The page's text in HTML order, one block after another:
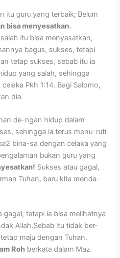
itu guru yang terbaik; Belum
bisa menyesatkan.
itu bisa menyesatkan,
bagus, sukses, tetapi
tetap sukses, sebab itu ia
yang salah, sehingga
Pkh 1:14. Bagi Salomo,
dia.
de-ngan hidup dalam
sehingga ia terus menu-ruti
bina-sa dengan celaka yang
bukan guru yang
Sukses atau gagal,
Tuhan, baru kita menda-
gagal, tetapi ia bisa melihatnya
Allah.Sebab itu tidak ber-
maju dengan Tuhan.
Roh berkata dalam Maz